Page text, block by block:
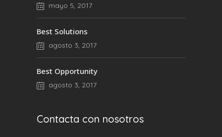
mayo 5, 2017
Best Solutions
agosto 3, 2017
Best Opportunity
agosto 3, 2017
Contacta con nosotros